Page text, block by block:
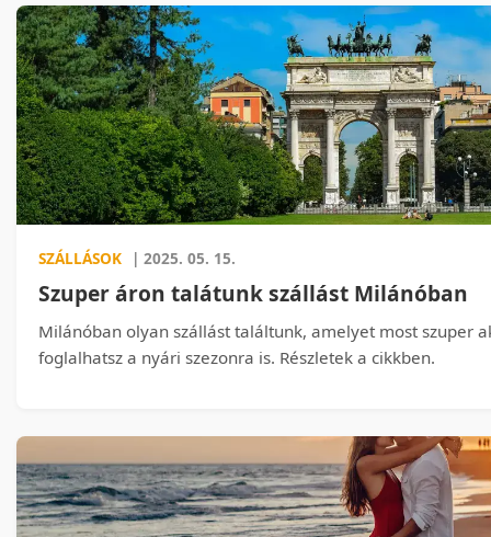
SZÁLLÁSOK | 2025. 05. 15.
Szuper áron talátunk szállást Milánóban
Milánóban olyan szállást találtunk, amelyet most szuper
foglalhatsz a nyári szezonra is. Részletek a cikkben.